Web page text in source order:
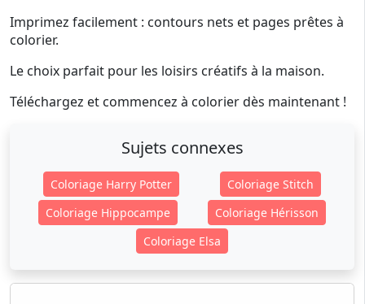
Imprimez facilement : contours nets et pages prêtes à
colorier.
Le choix parfait pour les loisirs créatifs à la maison.
Téléchargez et commencez à colorier dès maintenant !
Sujets connexes
Coloriage Harry Potter
Coloriage Stitch
Coloriage Hippocampe
Coloriage Hérisson
Coloriage Elsa